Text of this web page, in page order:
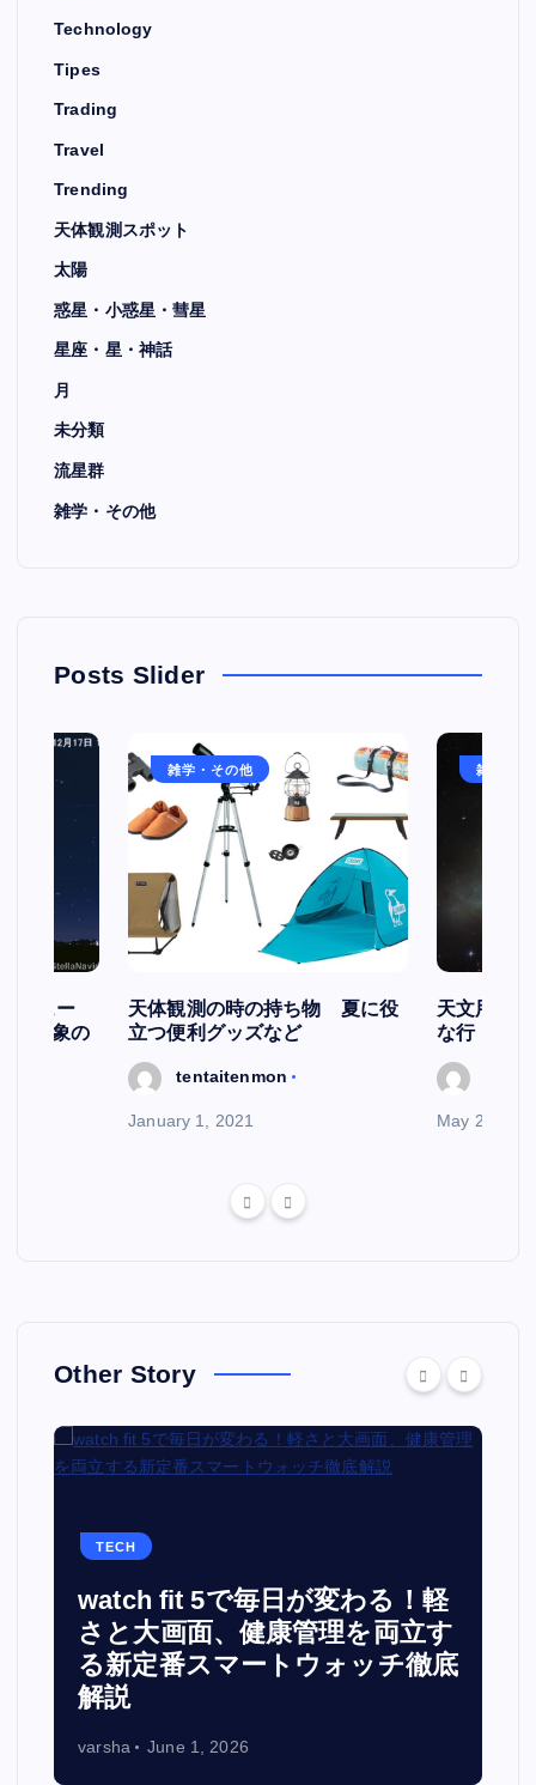
Technology
Tipes
Trading
Travel
Trending
天体観測スポット
太陽
惑星・小惑星・彗星
星座・星・神話
月
未分類
流星群
雑学・その他
Posts Slider
ジュー
文現象の
雑学・その他
天体観測の時の持ち物 夏に役
立つ便利グッズなど
tentaitenmon
January 1, 2021
雑学・そ
天文用語
な行
May 29,
Other Story
TECH
watch fit 5で毎日が変わる！軽
さと大画面、健康管理を両立す
る新定番スマートウォッチ徹底
解説
varsha June 1, 2026